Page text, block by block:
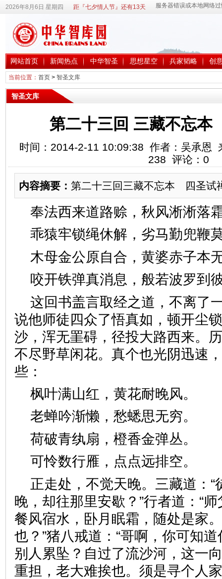
2026年8月6日 星期四 距『七夕情人节』还有13天
网站首页 新闻热点 中华智圣 思想星空 兵家韬略 创
当前位置： 首页> 智圣文库
智圣文库
第二十三回 三藏不忘
时间：2014-2-11 10:09:38 作者：吴承恩
238 评论： 0
内容摘要： 第二十三回三藏不忘本 四圣试
奉法西来道路赊，秋风淅淅落
乖猿牢锁绳休解，劣马勤
木母金公原自合，黄婆赤
咬开铁弹真消息，般若波
这回书盖言取经之道，不离了
说他师徒四众了悟真如，顿开尘
沙，浑无罣碍，径投大路西来。
不尽野草闲花。真个也光阴迅速
些：
枫叶满山红，黄花耐晚风
老蝉吟渐懒，愁蟋思无穷
荷破青纨扇，橙香金弹丛
可怜数行雁，点点远排空
正走处，不觉天晚。三藏道：“
晚，却往那里安歇？”行者道：“
餐风宿水，卧月眠霜，随处是家
也？”猪八戒道：“哥啊，你可知
别人累坠？自过了流沙河，这一
重担，老大难挨也。须是寻个人